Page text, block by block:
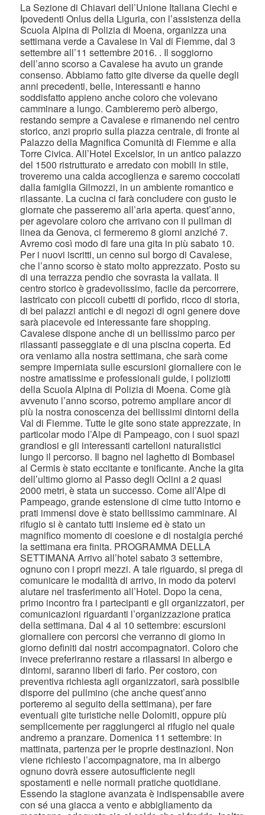
La Sezione di Chiavari dell’Unione Italiana Ciechi e
Ipovedenti Onlus della Liguria, con l’assistenza della
Scuola Alpina di Polizia di Moena, organizza una
settimana verde a Cavalese in Val di Fiemme, dal 3
settembre all’11 settembre 2016. . Il soggiorno
dell’anno scorso a Cavalese ha avuto un grande
consenso. Abbiamo fatto gite diverse da quelle degli
anni precedenti, belle, interessanti e hanno
soddisfatto appieno anche coloro che volevano
camminare a lungo. Cambieremo però albergo,
restando sempre a Cavalese e rimanendo nel centro
storico, anzi proprio sulla piazza centrale, di fronte al
Palazzo della Magnifica Comunità di Fiemme e alla
Torre Civica. All’Hotel Excelsior, in un antico palazzo
del 1500 ristrutturato e arredato con mobili in stile,
troveremo una calda accoglienza e saremo coccolati
dalla famiglia Gilmozzi, in un ambiente romantico e
rilassante. La cucina ci farà concludere con gusto le
giornate che passeremo all’aria aperta. quest’anno,
per agevolare coloro che arrivano con il pullman di
linea da Genova, ci fermeremo 8 giorni anziché 7.
Avremo così modo di fare una gita in più sabato 10.
Per i nuovi iscritti, un cenno sul borgo di Cavalese,
che l’anno scorso è stato molto apprezzato. Posto su
di una terrazza pendio che sovrasta la vallata. Il
centro storico è gradevolissimo, facile da percorrere,
lastricato con piccoli cubetti di porfido, ricco di storia,
di bei palazzi antichi e di negozi di ogni genere dove
sarà piacevole ed interessante fare shopping.
Cavalese dispone anche di un bellissimo parco per
rilassanti passeggiate e di una piscina coperta. Ed
ora veniamo alla nostra settimana, che sarà come
sempre imperniata sulle escursioni giornaliere con le
nostre amatissime e professionali guide, i poliziotti
della Scuola Alpina di Polizia di Moena. Come già
avvenuto l’anno scorso, potremo ampliare ancor di
più la nostra conoscenza dei bellissimi dintorni della
Val di Fiemme. Tutte le gite sono state apprezzate, in
particolar modo l’Alpe di Pampeago, con i suoi spazi
grandiosi e gli interessanti cartelloni naturalistici
lungo il percorso. Il bagno nel laghetto di Bombasel
al Cermis è stato eccitante e tonificante. Anche la gita
dell’ultimo giorno al Passo degli Oclini a 2 quasi
2000 metri, è stata un successo. Come all’Alpe di
Pampeago, grande estensione di cime tutto intorno e
prati immensi dove è stato bellissimo camminare. Al
rifugio si è cantato tutti insieme ed è stato un
magnifico momento di coesione e di nostalgia perché
la settimana era finita. PROGRAMMA DELLA
SETTIMANA Arrivo all’hotel sabato 3 settembre,
ognuno con i propri mezzi. A tale riguardo, si prega di
comunicare le modalità di arrivo, in modo da potervi
aiutare nel trasferimento all’Hotel. Dopo la cena,
primo incontro fra i partecipanti e gli organizzatori, per
comunicazioni riguardanti l’organizzazione pratica
della settimana. Dal 4 al 10 settembre: escursioni
giornaliere con percorsi che verranno di giorno in
giorno definiti dai nostri accompagnatori. Coloro che
invece preferiranno restare a rilassarsi in albergo e
dintorni, saranno liberi di farlo. Per costoro, con
preventiva richiesta agli organizzatori, sarà possibile
disporre del pullmino (che anche quest’anno
porteremo al seguito della settimana), per fare
eventuali gite turistiche nelle Dolomiti, oppure più
semplicemente per raggiungerci al rifugio nel quale
andremo a pranzare. Domenica 11 settembre: in
mattinata, partenza per le proprie destinazioni. Non
viene richiesto l’accompagnatore, ma in albergo
ognuno dovrà essere autosufficiente negli
spostamenti e nelle normali pratiche quotidiane.
Essendo la stagione avanzata è indispensabile avere
con sé una giacca a vento e abbigliamento da